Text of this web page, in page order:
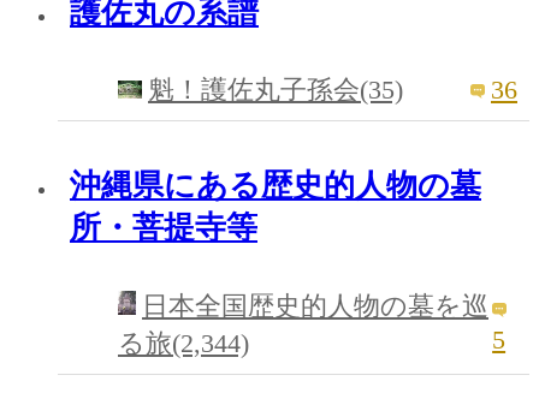
護佐丸の系譜
魁！護佐丸子孫会(35) 36
沖縄県にある歴史的人物の墓
所・菩提寺等
日本全国歴史的人物の墓を巡
る旅(2,344)
5